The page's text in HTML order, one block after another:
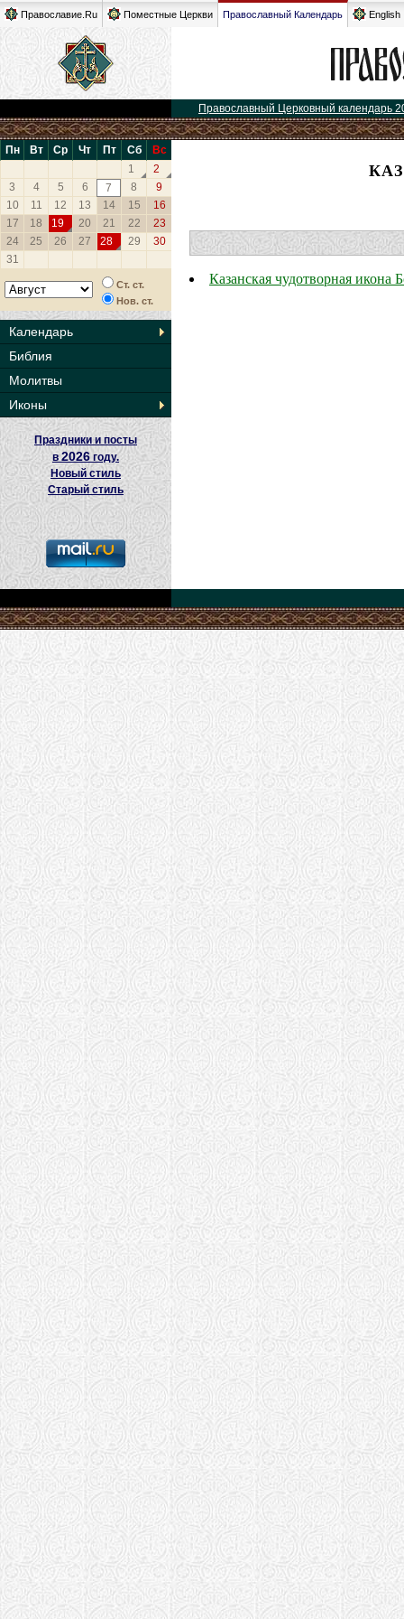
Православие.Ru Поместные Церкви Православный Календарь English
Православный Церковный календарь
Пн Вт Ср Чт Пт Сб
Вс
1
2
3
4 5 6 7 8
9
10
11 12 13 14 15
16
17
18 19 20 21 22
23
24
25 26 27 28 29
30
31
Ст. ст.
Нов. ст.
Календарь
Библия
Молитвы
Иконы
Праздники и посты
в2026 году.
Новый стиль
Старый стиль
Казанская чудотворная